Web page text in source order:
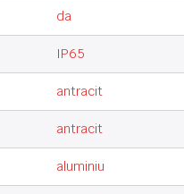
da
IP65
antracit
antracit
aluminiu